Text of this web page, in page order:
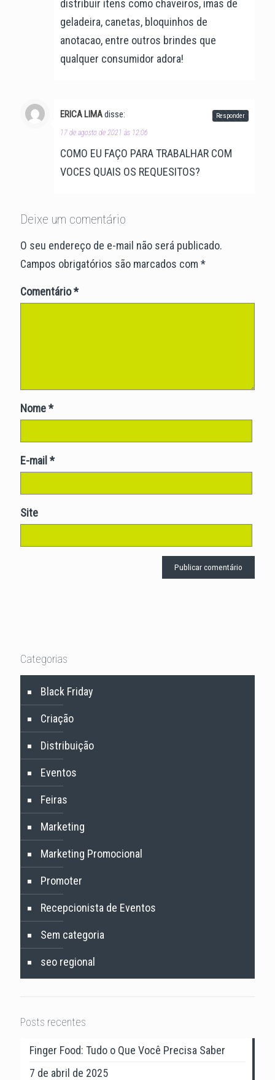
distribuir itens como chaveiros, imas de
geladeira, canetas, bloquinhos de
anotacao, entre outros brindes que
qualquer consumidor adora!
ERICA LIMAdisse:
17 de agosto de 2021 às 12:06
COMO EU FAÇO PARA TRABALHAR COM
VOCES QUAIS OS REQUESITOS?
Responder
Deixe um comentário
O seu endereço de e-mail não será publicado.
Campos obrigatórios são marcados com *
Comentário*
Nome*
E-mail *
Site
Categorias
Black Friday
Criação
Distribuição
Eventos
Feiras
Marketing
Marketing Promocional
Promoter
Recepcionista de Eventos
Sem categoria
seo regional
Posts recentes
Finger Food: Tudo o Que Você Precisa Saber
7 de abril de 2025